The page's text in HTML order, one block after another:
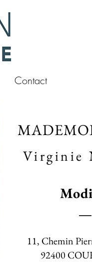
Contact
Virginie
11, Chemin
92400